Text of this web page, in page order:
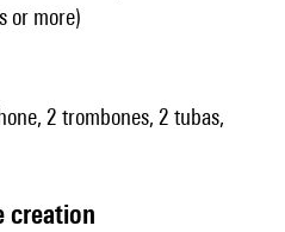
or more)
2 trombones, 2 tubas,
creation